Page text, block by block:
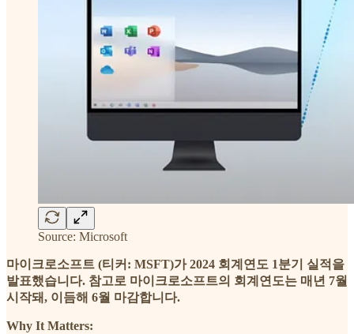
Source: Microsoft
마이크로소프트 (티커: MSFT)가 2024 회계연도 1분기 실적을
발표했습니다. 참고로 마이크로소프트의 회계연도는 매년 7월
시작돼, 이듬해 6월 마감합니다.
Why It Matters: